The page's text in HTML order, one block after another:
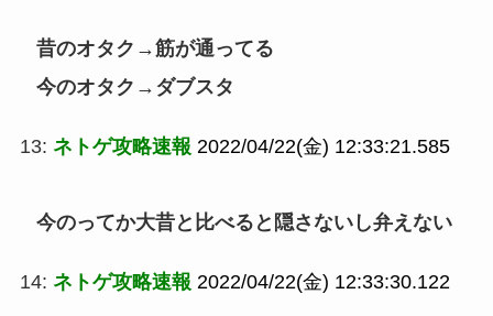
昔のオタク→筋が通ってる
今のオタク→ダブスタ
13: ネトゲ攻略速報 2022/04/22(金) 12:33:21.585
今のってか大昔と比べると隠さないし弁えない
14: ネトゲ攻略速報 2022/04/22(金) 12:33:30.122